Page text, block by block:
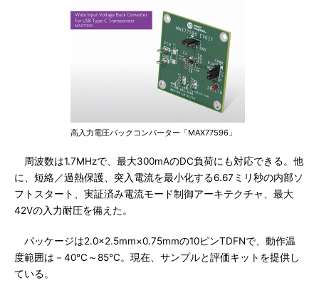
高入力電圧バックコンバーター「MAX77596」
周波数は1.7MHzで、最大300mAのDC負荷にも対応できる。他
に、短絡／過熱保護、突入電流を最小化する6.67ミリ秒の内部ソ
フトスタート、実証済み電流モード制御アーキテクチャ、最大
42Vの入力耐圧を備えた。
パッケージは2.0×2.5mm×0.75mmの10ピンTDFNで、動作温
度範囲は－40℃～85℃。現在、サンプルと評価キットを提供し
ている。